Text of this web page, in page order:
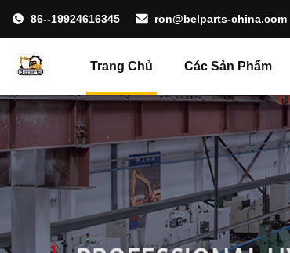
86--19924616345 ron@belparts-china.com
Trang Chủ Các Sản Phẩm